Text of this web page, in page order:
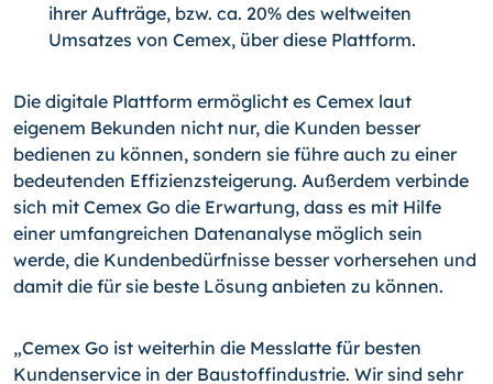
ihrer Aufträge, bzw. ca. 20% des weltweiten
Umsatzes von Cemex, über diese Plattform.
Die digitale Plattform ermöglicht es Cemex laut
eigenem Bekunden nicht nur, die Kunden besser
bedienen zu können, sondern sie führe auch zu einer
bedeutenden Effizienzsteigerung. Außerdem verbinde
sich mit Cemex Go die Erwartung, dass es mit Hilfe
einer umfangreichen Datenanalyse möglich sein
werde, die Kundenbedürfnisse besser vorhersehen und
damit die für sie beste Lösung anbieten zu können.
„Cemex Go ist weiterhin die Messlatte für besten
Kundenservice in der Baustoffindustrie. Wir sind sehr